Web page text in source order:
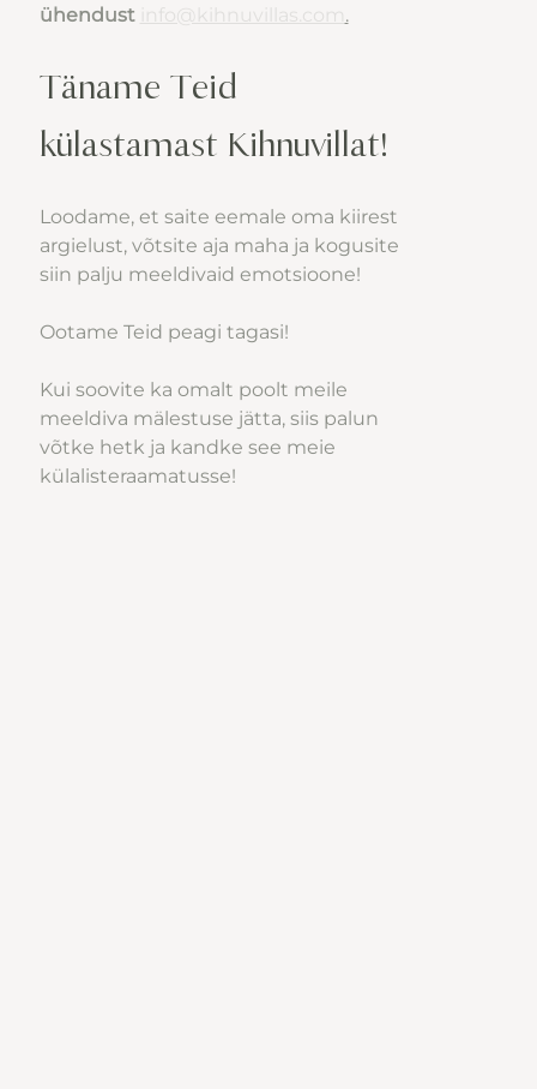
ühendust .
Täname Teid
külastamast Kihnuvillat!
Loodame, et saite eemale oma kiirest
argielust, võtsite aja maha ja kogusite
siin palju meeldivaid emotsioone!
Ootame Teid peagi tagasi!
Kui soovite ka omalt poolt meile
meeldiva mälestuse jätta, siis palun
võtke hetk ja kandke see meie
külalisteraamatusse!